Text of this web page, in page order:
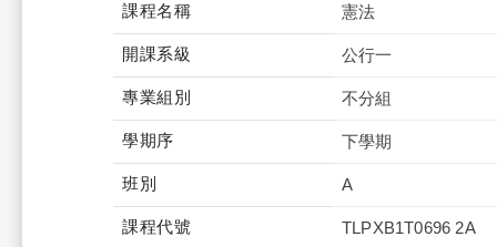
課程名稱 憲法
開課系級 公行一
專業組別 不分組
學期序 下學期
班別 A
課程代號 TLPXB1T0696 2A